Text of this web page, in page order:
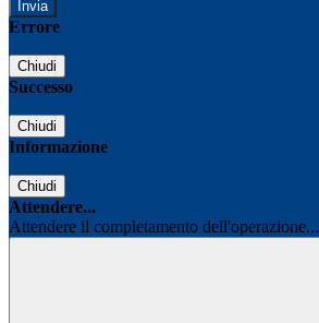
Errore
Chiudi
Successo
Chiudi
Informazione
Chiudi
Attendere...
Attendere il completamento dell'operazione...